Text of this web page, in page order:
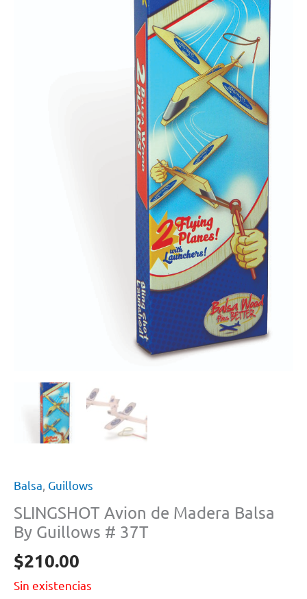
Balsa, Guillows
SLINGSHOT Avion de Madera Balsa
By Guillows # 37T
$210.00
Sin existencias